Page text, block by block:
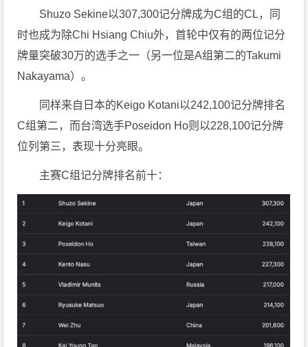
Shuzo Sekine以307,300记分牌成为C组的CL，同
时也成为除Chi Hsiang Chiu外，首轮中仅有的两位记分
牌量突破30万的选手之一（另一位是A组第二的Takumi
Nakayama）。
同样来自日本的Keigo Kotani以242,100记分牌排名
C组第二，而台湾选手Poseidon Ho则以228,100记分牌
位列第三，表现十分亮眼。
主赛C组记分牌排名前十：